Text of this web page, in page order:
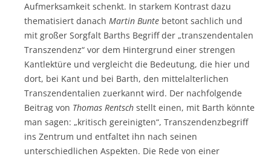
Aufmerksamkeit schenkt. In starkem Kontrast dazu
thematisiert danach Martin Bunte betont sachlich und
mit großer Sorgfalt Barths Begriff der „transzendentalen
Transzendenz“ vor dem Hintergrund einer strengen
Kantlektüre und vergleicht die Bedeutung, die hier und
dort, bei Kant und bei Barth, den mittelalterlichen
Transzendentalien zuerkannt wird. Der nachfolgende
Beitrag von Thomas Rentsch stellt einen, mit Barth könnte
man sagen: „kritisch gereinigten“, Transzendenzbegriff
ins Zentrum und entfaltet ihn nach seinen
unterschiedlichen Aspekten. Die Rede von einer